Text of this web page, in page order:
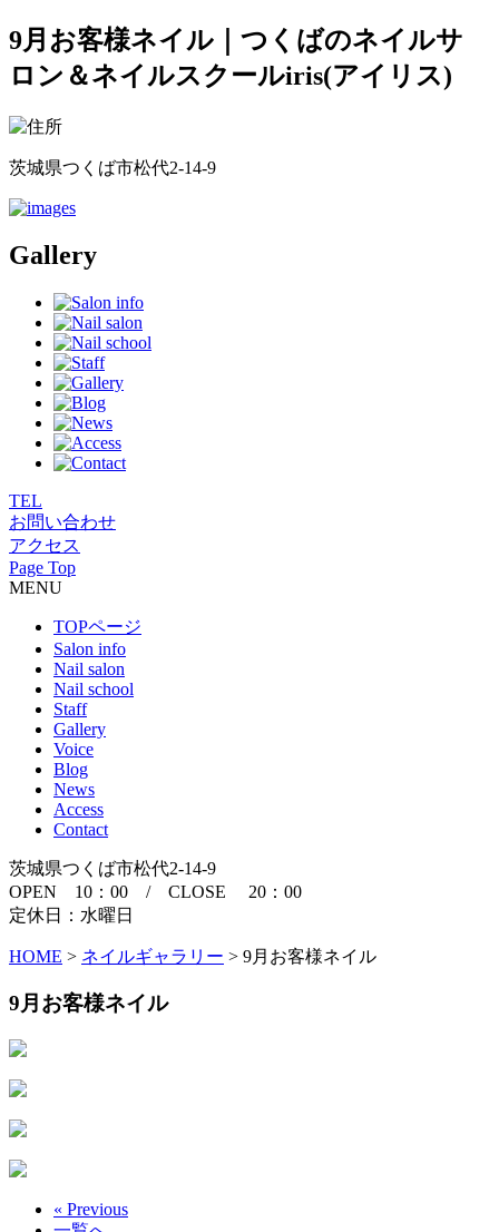
9月お客様ネイル｜つくばのネイルサ
ロン＆ネイルスクールiris(アイリス)
茨城県つくば市松代2-14-9
Gallery
TEL
お問い合わせ
アクセス
Page Top
MENU
TOPページ
Salon info
Nail salon
Nail school
Staff
Gallery
Voice
Blog
News
Access
Contact
茨城県つくば市松代2-14-9
OPEN 10：00 / CLOSE 20：00
定休日：水曜日
HOME > ネイルギャラリー > 9月お客様ネイル
9月お客様ネイル
« Previous